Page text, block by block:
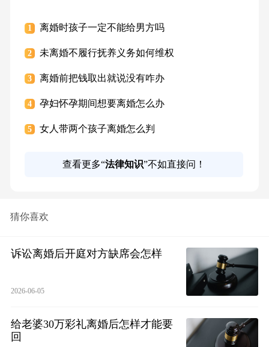
1 离婚时孩子一定不能给男方吗
2 未离婚不履行抚养义务如何维权
3 离婚前把钱取出就说没有咋办
4 孕妇怀孕期间想要离婚怎么办
5 女人带两个孩子离婚怎么判
查看更多“法律知识”不如直接问！
猜你喜欢
诉讼离婚后开庭对方缺席会怎样
2026-06-05
给老婆30万彩礼离婚后怎样才能要
回